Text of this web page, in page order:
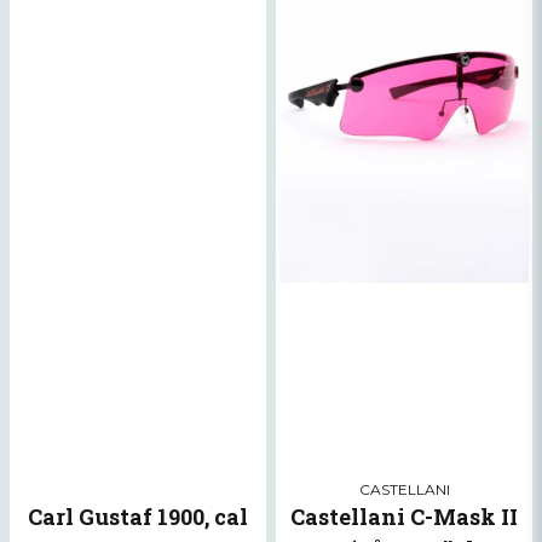
Carl Gustaf 1900, cal
CASTELLANI
Castellani C-Mask II